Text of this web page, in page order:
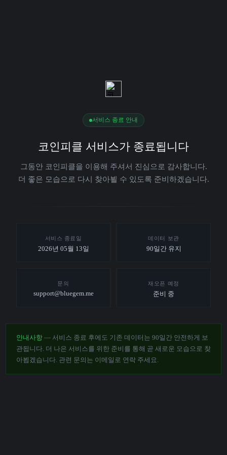
서비스 종료 안내
코인피클 서비스가 종료됩니다
그동안 코인피클을 이용해 주셔서 진심으로 감사합니다.
더 좋은 모습으로 다시 찾아뵐 수 있도록 준비하겠습니다.
서비스 종료일
2026년 05월 13일
데이터 보관
90일간 유지
문의
support@bluegem.me
재오픈 예정
준비 중
안내사항 — 서비스 종료 후에도 기존 데이터는 90일간 안전하게 보
관됩니다. 더 나은 서비스를 위한 준비를 통해 곧 새로운 모습으로 찾
아뵙겠습니다. 관련 문의는 이메일로 연락 주세요.